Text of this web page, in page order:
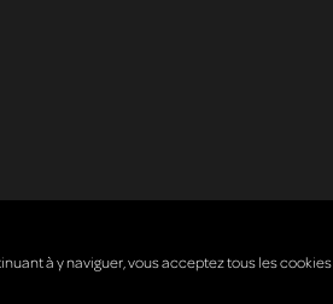
à y naviguer, vous acceptez tous les cookies